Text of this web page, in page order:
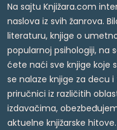
Na sajtu Knjižara.com
naslova iz svih žanrova.
literaturu, knjige o
popularnoj psihologiji, na
ćete naći sve knjige koje
se nalaze knjige za decu
priručnici iz različitih
izdavačima,
aktuelne knjižarske